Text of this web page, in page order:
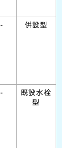
- 併設型
-
既設水栓
型